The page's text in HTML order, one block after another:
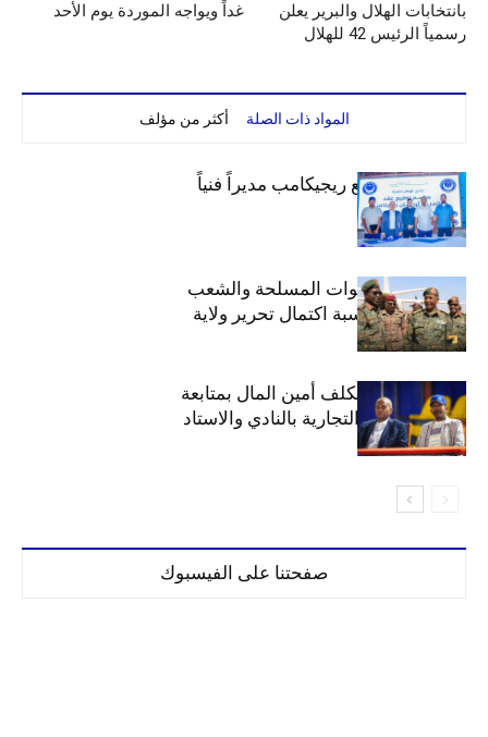
غداً ويواجه الموردة يوم الأحد
بانتخابات الهلال والبرير يعلن
رسمياً الرئيس 42 للهلال
المواد ذات الصلة أكثر من مؤلف
الهلال يتعاقد مع ريجيكامب مديراً فنياً
الهلال يهنئ القوات المسلحة والشعب
السوداني بمناسبة اكتمال تحرير ولاية
الخرطوم
مجلس الهلال يكلف أمين المال بمتابعة
ملف المحلات التجارية بالنادي والاستاد
صفحتنا على الفيسبوك